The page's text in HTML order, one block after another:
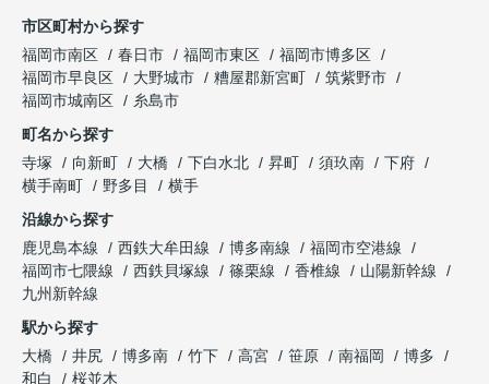
市区町村から探す
福岡市南区
春日市 福岡市東区
福岡市博多区
福岡市早良区
大野城市 糟屋郡新宮町
筑紫野市
福岡市城南区
糸島市
町名から探す
寺塚
向新町 大橋 下白水北 昇町 須玖南
下府
横手南町
野多目
横手
沿線から探す
鹿児島本線
西鉄大牟田線 博多南線
福岡市空港線
福岡市七隈線
西鉄貝塚線 篠栗線 香椎線
山陽新幹線
九州新幹線
駅から探す
大橋
井尻 博多南 竹下 高宮 笹原 南福岡
博多
和白
桜並木